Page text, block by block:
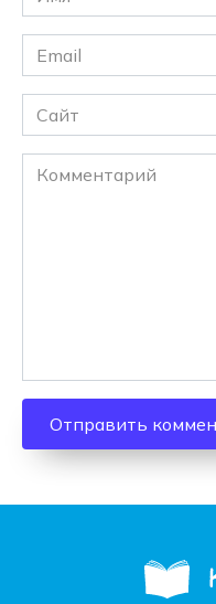
*
Email
*
Сайт
Комментарий